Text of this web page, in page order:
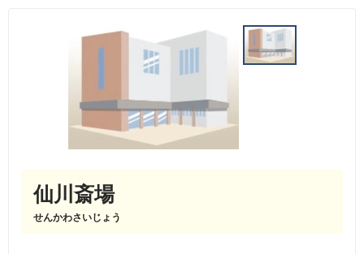
仙川斎場
せんかわさいじょう